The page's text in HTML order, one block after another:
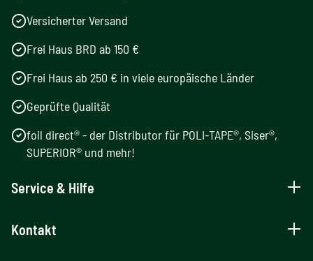
Versicherter Versand
Frei Haus BRD ab 150 €
Frei Haus ab 250 € in viele europäische Länder
Geprüfte Qualität
foil direct® - der Distributor für POLI-TAPE®, Siser®,
SUPERIOR® und mehr!
Service & Hilfe
Kontakt